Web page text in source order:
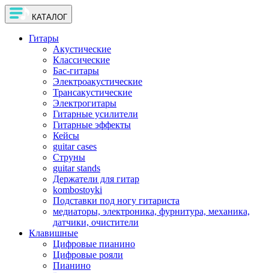
КАТАЛОГ
Гитары
Акустические
Классические
Бас-гитары
Электроакустические
Трансакустические
Электрогитары
Гитарные усилители
Гитарные эффекты
Кейсы
guitar cases
Струны
guitar stands
Держатели для гитар
kombostoyki
Подставки под ногу гитариста
медиаторы, электроника, фурнитура, механика,
датчики, очистители
Клавишные
Цифровые пианино
Цифровые рояли
Пианино